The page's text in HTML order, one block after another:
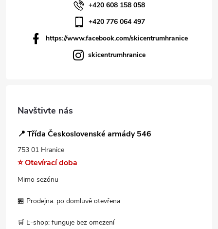
+420 608 158 058
+420 776 064 497
https://www.facebook.com/skicentrumhranice
skicentrumhranice
Navštivte nás
📍 Třída Československé armády 546
753 01 Hranice
⭐ Otevírací doba
Mimo sezónu
🏪 Prodejna: po domluvě otevřena
🛒 E-shop: funguje bez omezení